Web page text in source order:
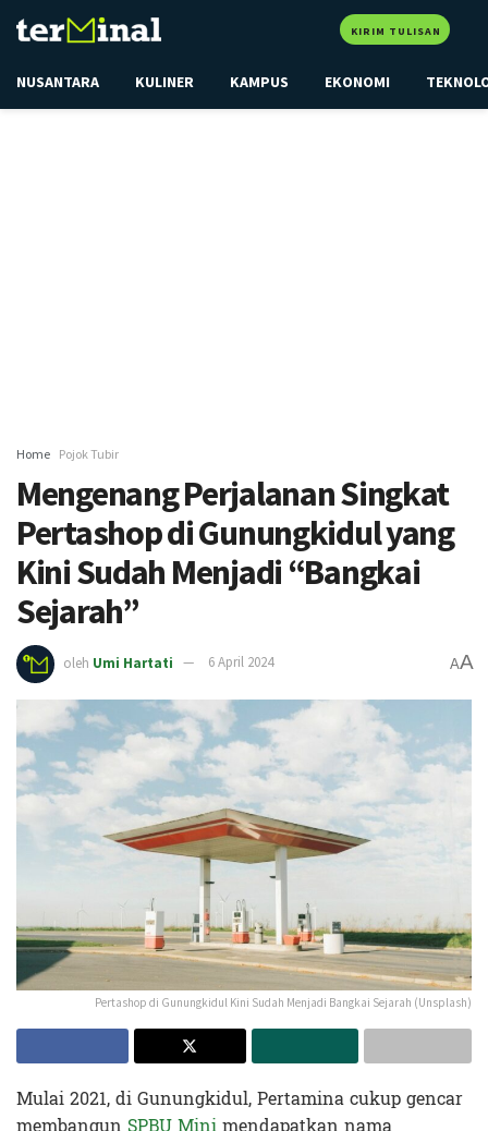
KIRIM TULISAN
NUSANTARA KULINER KAMPUS EKONOMI
Home Pojok Tubir
Mengenang Perjalanan Singkat
Pertashop di Gunungkidul yang
Kini Sudah Menjadi “Bangkai
Sejarah”
oleh Umi Hartati 6 April 2024 AA
Pertashop di Gunungkidul Kini Sudah Menjadi Bangkai Sejarah (Unsplash)
Mulai 2021, di Gunungkidul, Pertamina cukup gencar